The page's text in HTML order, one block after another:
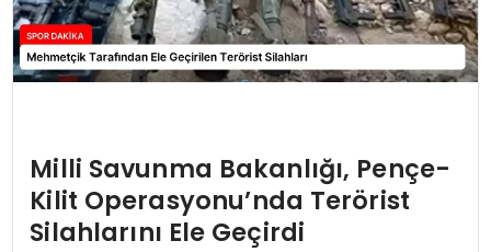
Milli Savunma Bakanlığı, Pençe-
Kilit Operasyonu’nda Terörist
Silahlarını Ele Geçirdi